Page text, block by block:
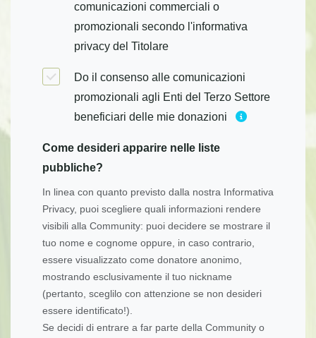
comunicazioni commerciali o
promozionali secondo l'informativa
privacy del Titolare
Do il consenso alle comunicazioni
promozionali agli Enti del Terzo Settore
beneficiari delle mie donazioni
Come desideri apparire nelle liste
pubbliche?
In linea con quanto previsto dalla nostra Informativa
Privacy, puoi scegliere quali informazioni rendere
visibili alla Community: puoi decidere se mostrare il
tuo nome e cognome oppure, in caso contrario,
essere visualizzato come donatore anonimo,
mostrando esclusivamente il tuo nickname
(pertanto, sceglilo con attenzione se non desideri
essere identificato!).
Se decidi di entrare a far parte della Community o